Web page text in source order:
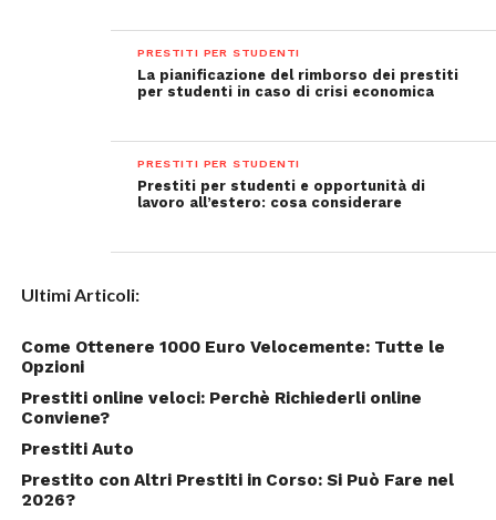
PRESTITI PER STUDENTI
La pianificazione del rimborso dei prestiti
per studenti in caso di crisi economica
PRESTITI PER STUDENTI
Prestiti per studenti e opportunità di
lavoro all’estero: cosa considerare
Ultimi Articoli:
Come Ottenere 1000 Euro Velocemente: Tutte le
Opzioni
Prestiti online veloci: Perchè Richiederli online
Conviene?
Prestiti Auto
Prestito con Altri Prestiti in Corso: Si Può Fare nel
2026?